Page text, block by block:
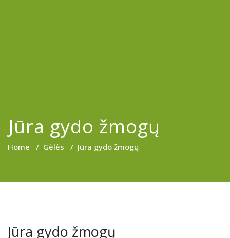
Jūra gydo žmogų
Home / Gėlės / Jūra gydo žmogų
Jūra gydo žmogų